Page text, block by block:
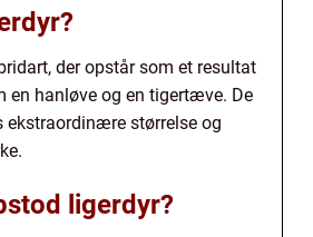
der opstår som et resultat
en hanløve og en tigertæve. De
ekstraordinære størrelse og
ligerdyr?